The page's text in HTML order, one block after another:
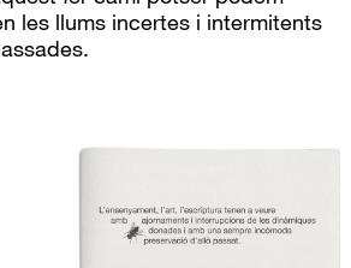
les llums incertes i intermitents